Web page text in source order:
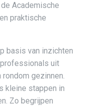
Academische
praktische
basis van inzichten
uit
gezinnen.
kleine stappen in
Zo begrijpen